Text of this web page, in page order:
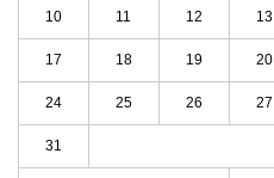
10 11 12 13
17 18 19 20
24 25 26 27
31